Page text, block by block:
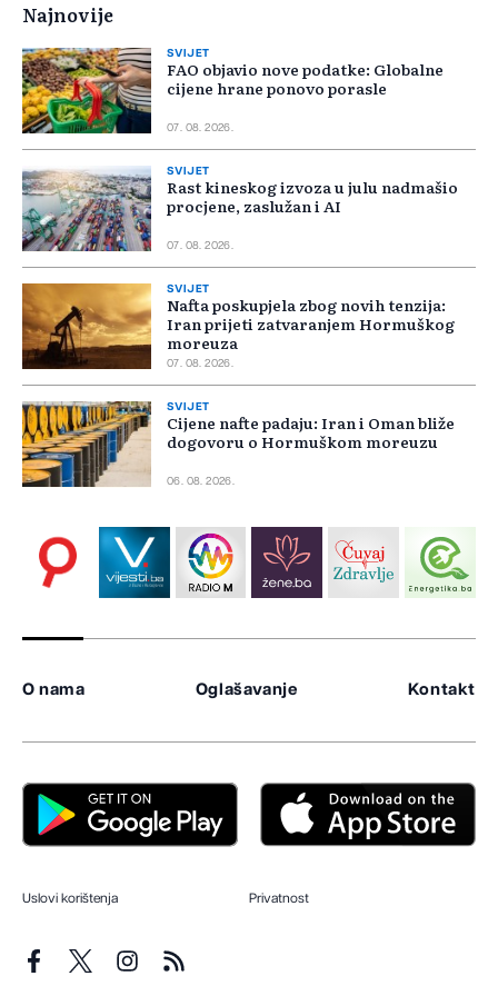
Najnovije
SVIJET
FAO objavio nove podatke: Globalne
cijene hrane ponovo porasle
07. 08. 2026.
SVIJET
Rast kineskog izvoza u julu nadmašio
procjene, zaslužan i AI
07. 08. 2026.
SVIJET
Nafta poskupjela zbog novih tenzija:
Iran prijeti zatvaranjem Hormuškog
moreuza
07. 08. 2026.
SVIJET
Cijene nafte padaju: Iran i Oman bliže
dogovoru o Hormuškom moreuzu
06. 08. 2026.
O nama Oglašavanje Kontakt
Uslovi korištenja Privatnost